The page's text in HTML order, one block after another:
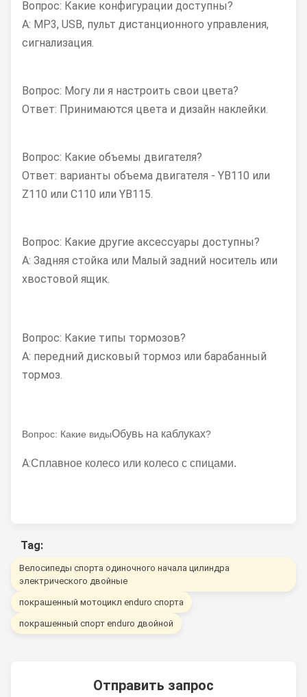
Вопрос: Какие конфигурации доступны?
А: MP3, USB, пульт дистанционного управления,
сигнализация.
Вопрос: Могу ли я настроить свои цвета?
Ответ: Принимаются цвета и дизайн наклейки.
Вопрос: Какие объемы двигателя?
Ответ: варианты объема двигателя - YB110 или
Z110 или C110 или YB115.
Вопрос: Какие другие аксессуары доступны?
A: Задняя стойка или Малый задний носитель или
хвостовой ящик.
Вопрос: Какие типы тормозов?
A: передний дисковый тормоз или барабанный
тормоз.
Вопрос: Какие видыОбувь на каблуках?
А:Сплавное колесо или колесо с спицами.
Tag:
Велосипеды спорта одиночного начала цилиндра
электрического двойные
покрашенный мотоцикл enduro спорта
покрашенный спорт enduro двойной
Отправить запрос